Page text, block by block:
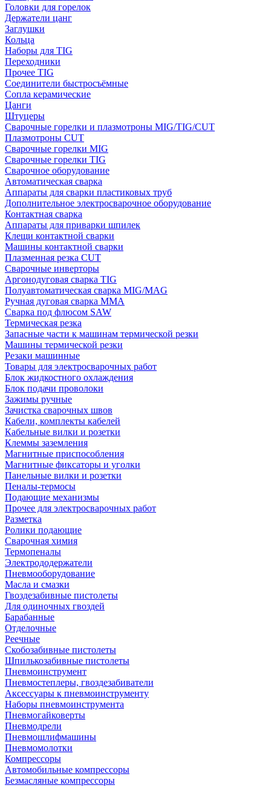
Головки для горелок
Держатели цанг
Заглушки
Кольца
Наборы для TIG
Переходники
Прочее TIG
Соединители быстросъёмные
Сопла керамические
Цанги
Штуцеры
Сварочные горелки и плазмотроны MIG/TIG/CUT
Плазмотроны CUT
Сварочные горелки MIG
Сварочные горелки TIG
Сварочное оборудование
Автоматическая сварка
Аппараты для сварки пластиковых труб
Дополнительное электросварочное оборудование
Контактная сварка
Аппараты для приварки шпилек
Клещи контактной сварки
Машины контактной сварки
Плазменная резка CUT
Сварочные инверторы
Аргонодуговая сварка TIG
Полуавтоматическая сварка MIG/MAG
Ручная дуговая сварка MMA
Сварка под флюсом SAW
Термическая резка
Запасные части к машинам термической резки
Машины термической резки
Резаки машинные
Товары для электросварочных работ
Блок жидкостного охлаждения
Блок подачи проволоки
Зажимы ручные
Зачистка сварочных швов
Кабели, комплекты кабелей
Кабельные вилки и розетки
Клеммы заземления
Магнитные приспособления
Магнитные фиксаторы и уголки
Панельные вилки и розетки
Пеналы-термосы
Подающие механизмы
Прочее для электросварочных работ
Разметка
Ролики подающие
Сварочная химия
Термопеналы
Электрододержатели
Пневмооборудование
Масла и смазки
Гвоздезабивные пистолеты
Для одиночных гвоздей
Барабанные
Отделочные
Реечные
Скобозабивные пистолеты
Шпилькозабивные пистолеты
Пневмоинструмент
Пневмостеплеры, гвоздезабиватели
Аксессуары к пневмоинструменту
Наборы пневмоинструмента
Пневмогайковерты
Пневмодрели
Пневмошлифмашины
Пневмомолотки
Компрессоры
Автомобильные компрессоры
Безмасляные компрессоры